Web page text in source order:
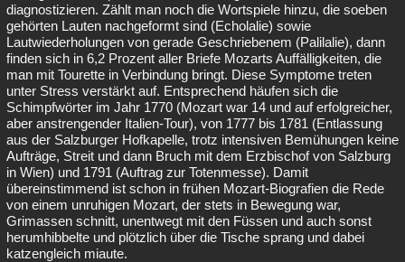
diagnostizieren. Zählt man noch die Wortspiele hinzu, die soeben
gehörten Lauten nachgeformt sind (Echolalie) sowie
Lautwiederholungen von gerade Geschriebenem (Palilalie), dann
finden sich in 6,2 Prozent aller Briefe Mozarts Auffälligkeiten, die
man mit Tourette in Verbindung bringt. Diese Symptome treten
unter Stress verstärkt auf. Entsprechend häufen sich die
Schimpfwörter im Jahr 1770 (Mozart war 14 und auf erfolgreicher,
aber anstrengender Italien-Tour), von 1777 bis 1781 (Entlassung
aus der Salzburger Hofkapelle, trotz intensiven Bemühungen keine
Aufträge, Streit und dann Bruch mit dem Erzbischof von Salzburg
in Wien) und 1791 (Auftrag zur Totenmesse). Damit
übereinstimmend ist schon in frühen Mozart-Biografien die Rede
von einem unruhigen Mozart, der stets in Bewegung war,
Grimassen schnitt, unentwegt mit den Füssen und auch sonst
herumhibbelte und plötzlich über die Tische sprang und dabei
katzengleich miaute.